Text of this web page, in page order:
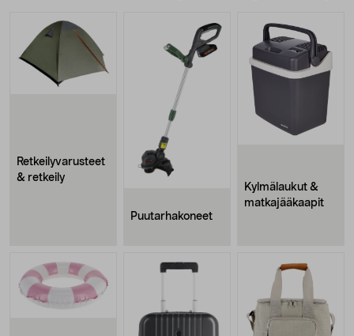
Retkeilyvarusteet
& retkeily
Puutarhakoneet
Kylmälaukut &
matkajääkaapit